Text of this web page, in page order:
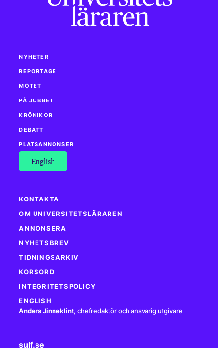
NYHETER
REPORTAGE
MÖTET
PÅ JOBBET
KRÖNIKOR
DEBATT
PLATSANNONSER
English
KONTAKTA
OM UNIVERSITETSLÄRAREN
ANNONSERA
NYHETSBREV
TIDNINGSARKIV
KORSORD
INTEGRITETSPOLICY
ENGLISH
Anders Jinneklint, chefredaktör och ansvarig utgivare
sulf.se